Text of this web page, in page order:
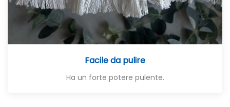
Facile da pulire
Ha un forte potere pulente.